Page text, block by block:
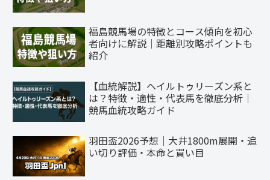
福島競馬場の特徴とコース傾向を初心
者向けに解説｜距離別攻略ポイントも
紹介
【血統解説】ヘイルトゥリーズン系と
は？特徴・適性・代表馬を徹底分析｜
競馬血統攻略ガイド
羽田盃2026予想｜大井1800m展開・追
い切り評価・本命と買い目